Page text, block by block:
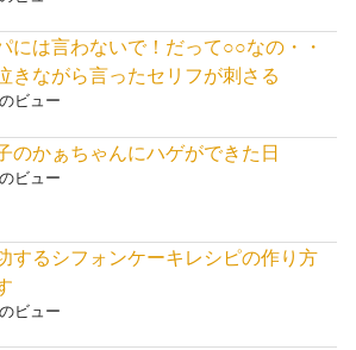
には言わないで！だって○○なの・・
きながら言ったセリフが刺さる
ビュー
のかぁちゃんにハゲができた日
ビュー
するシフォンケーキレシピの作り方
ビュー